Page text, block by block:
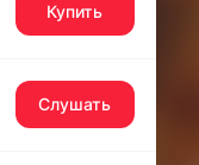
Купить
Слушать